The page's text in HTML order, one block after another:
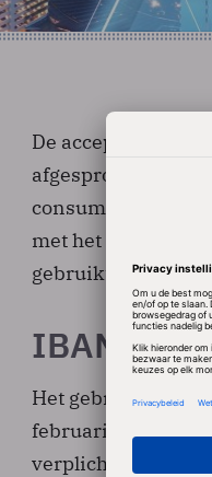
De acceptgiro zal
afgesproken
consumenten zijn
met het langere
gebruikt.
IBAN
Het gebruik van
februari 2014 in
verplicht.